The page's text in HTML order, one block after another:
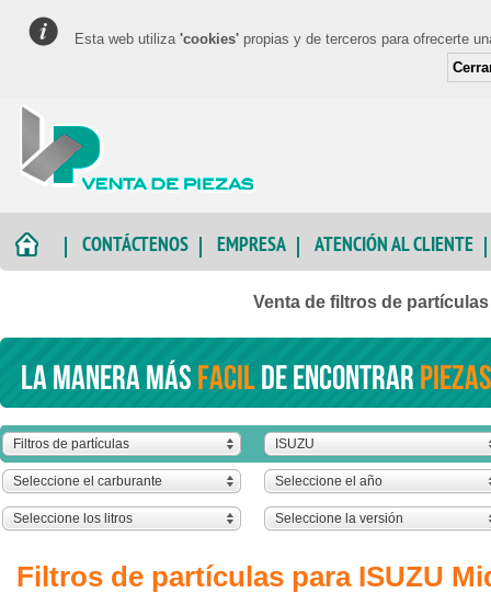
Esta web utiliza 'cookies' propias y de terceros para ofrecerte
CONTÁCTENOS EMPRESA ATENCIÓN AL CLIENTE
Venta de filtros de
La manera másfacilde encontrar
Filtros de partículas ISUZU
Seleccione el carburante Seleccione el año
Seleccione los litros Seleccione la versión
Filtros de partículas para ISUZU